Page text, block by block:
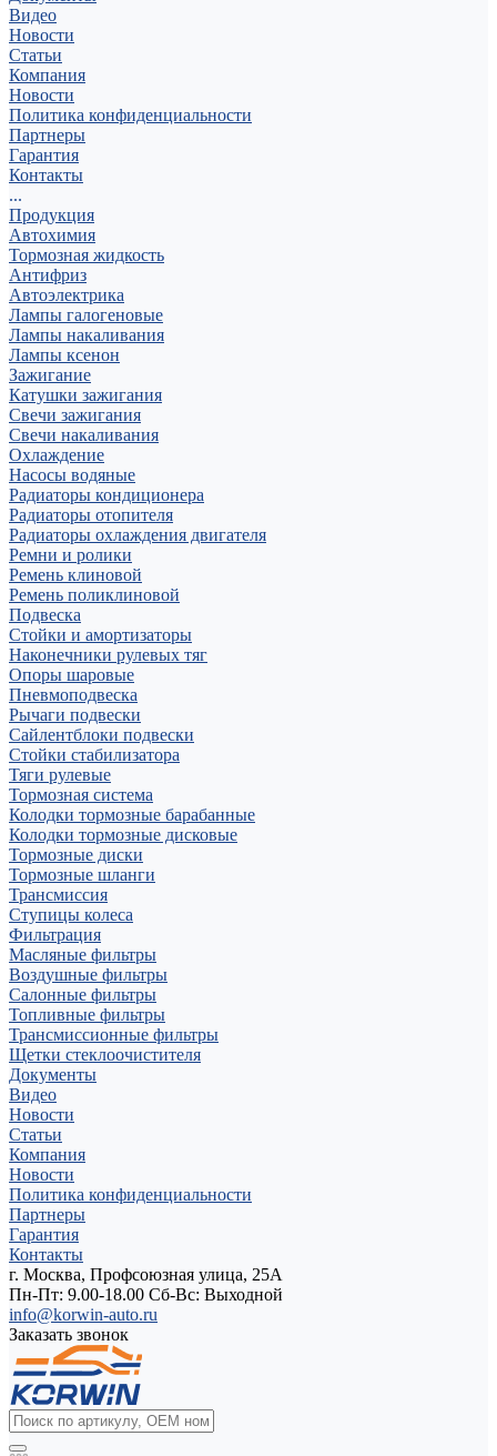
Видео
Новости
Статьи
Компания
Новости
Политика конфиденциальности
Партнеры
Гарантия
Контакты
...
Продукция
Автохимия
Тормозная жидкость
Антифриз
Автоэлектрика
Лампы галогеновые
Лампы накаливания
Лампы ксенон
Зажигание
Катушки зажигания
Свечи зажигания
Свечи накаливания
Охлаждение
Насосы водяные
Радиаторы кондиционера
Радиаторы отопителя
Радиаторы охлаждения двигателя
Ремни и ролики
Ремень клиновой
Ремень поликлиновой
Подвеска
Стойки и амортизаторы
Наконечники рулевых тяг
Опоры шаровые
Пневмоподвеска
Рычаги подвески
Сайлентблоки подвески
Стойки стабилизатора
Тяги рулевые
Тормозная система
Колодки тормозные барабанные
Колодки тормозные дисковые
Тормозные диски
Тормозные шланги
Трансмиссия
Ступицы колеса
Фильтрация
Масляные фильтры
Воздушные фильтры
Салонные фильтры
Топливные фильтры
Трансмиссионные фильтры
Щетки стеклоочистителя
Документы
Видео
Новости
Статьи
Компания
Новости
Политика конфиденциальности
Партнеры
Гарантия
Контакты
г. Москва, Профсоюзная улица, 25А
Пн-Пт: 9.00-18.00 Cб-Вс: Выходной
info@korwin-auto.ru
Заказать звонок